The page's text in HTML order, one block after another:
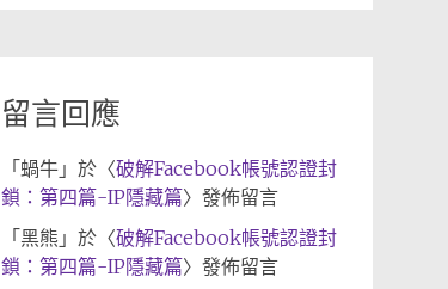
留言回應
「 蝸牛」於〈破解Facebook帳號認證封
鎖：第四篇-IP隱藏篇〉發佈留言
「 黑熊 」於〈破解Facebook帳號認證封
鎖：第四篇-IP隱藏篇〉發佈留言